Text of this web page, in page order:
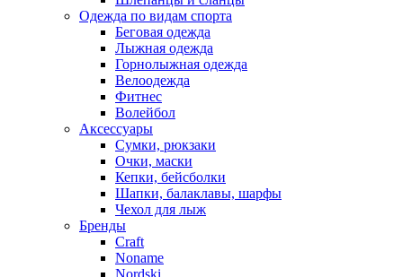
Одежда по видам спорта
Беговая одежда
Лыжная одежда
Горнолыжная одежда
Велоодежда
Фитнес
Волейбол
Аксессуары
Сумки, рюкзаки
Очки, маски
Кепки, бейсболки
Шапки, балаклавы, шарфы
Чехол для лыж
Бренды
Craft
Noname
Nordski